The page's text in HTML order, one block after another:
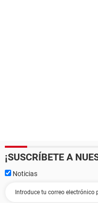
¡SUSCRÍBETE A
Noticias